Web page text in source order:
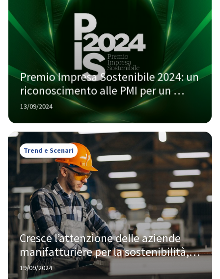
Premio Impresa Sostenibile 2024: un
riconoscimento alle PMI per un
futuro green
13/09/2024
Trend e Scenari
Cresce l’attenzione delle aziende
manifatturiere per la sostenibilità, i
dati Istat
19/09/2024